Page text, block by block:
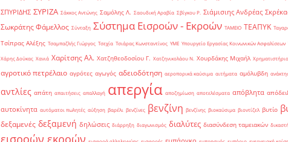
ΣΠΥΡΙΔΗΣ ΣΥΡΙΖΑ Σάκκος Αντώνης Σαμόλης Λ. Σαουδική Αραβία Σβίγκου Ρ. Σιάμισιης Ανδρέας
Σωκράτης Φάμελλος Σύνταξη Σύστημα Εισροών - Εκροών ΤΑΜΕΙΟ ΤΕΑΠΥΚ
Τσίπρας Αλέξης Τσαμπαζλής Γιώργος Τσεχία Τσιάρας Κωνσταντίνος ΥΜΕ Υπουργείο Εργασίας Κοινωνικών Ασφαλίσεων
Χάρης Δούκας Χανιά Χαρίτσης Αλ. Χατζηθεοδοσίου Γ. Χατζηνικολάου Ν. Χουρδάκης Μιχαήλ Χρηματιστήριο
αγροτικό πετρέλαιο αγρότες αγωγός αδειοδότηση αεροπορικά καύσιμα αιτήματα αμόλυβδη
αντλίες απάτη απαιτήσεις απαλλαγή απεργία αποζημίωση αποτελέσματα απόβλητα
αυτοκίνητα αυτόματοι πωλητές αύξηση βαρέλι βενζίνες βενζίνη βενζίνης βιοκαύσιμα βιοντίζελ βυτίο
δεξαμενές δεξαμενή δηλώσεις διάρρηξη διαγωνισμός διαλύτες διασύνδεση ταμειακών
εισροών εκροών